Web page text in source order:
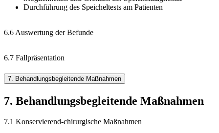
Durchführung des Speicheltests am Patienten
6.6 Auswertung der Befunde
6.7 Fallpräsentation
7. Behandlungsbegleitende Maßnahmen
7. Behandlungsbegleitende Maßnahmen
7.1 Konservierend-chirurgische Maßnahmen